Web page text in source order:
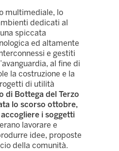
multimediale, lo
dedicati al
spiccata
ed altamente
e gestiti
al fine di
la costruzione e la
di utilità
di Bottega del Terzo
lo scorso ottobre,
i soggetti
lavorare e
idee, proposte
della comunità.